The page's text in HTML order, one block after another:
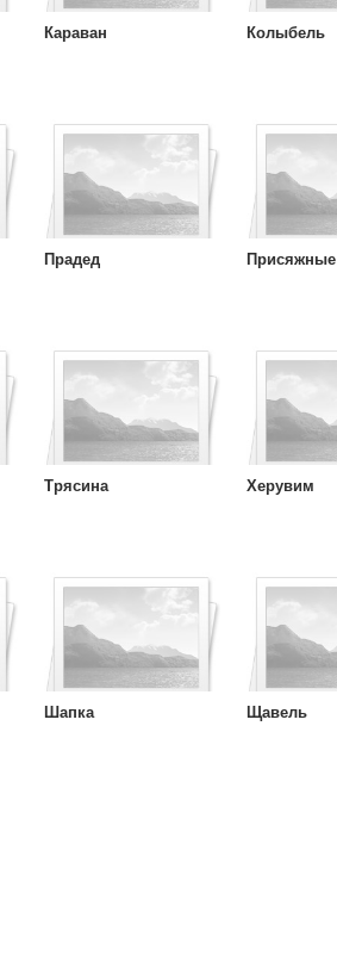
Караван Колыбель
Прадед Присяжные
Трясина Херувим
Шапка Щавель